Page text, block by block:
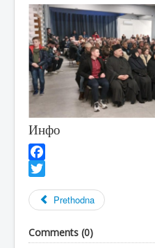
Инфо
Facebook
Prethodna
Comments (0)